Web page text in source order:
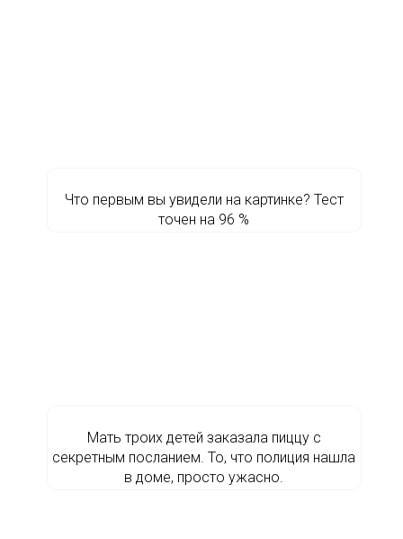
Что первым вы увидели на картинке? Тест
точен на 96 %
Мать троих детей заказала пиццу с
секретным посланием. То, что полиция нашла
в доме, просто ужасно.